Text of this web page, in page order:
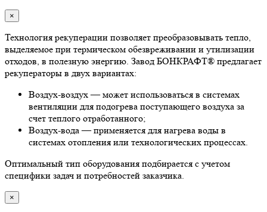
×
Технология рекуперации позволяет преобразовывать тепло,
выделяемое при термическом обезвреживании и утилизации
отходов, в полезную энергию. Завод БОНКРАФТ® предлагает
рекуператоры в двух вариантах:
Воздух-воздух — может использоваться в системах
вентиляции для подогрева поступающего воздуха за
счет теплого отработанного;
Воздух-вода — применяется для нагрева воды в
системах отопления или технологических процессах.
Оптимальный тип оборудования подбирается с учетом
специфики задач и потребностей заказчика.
×